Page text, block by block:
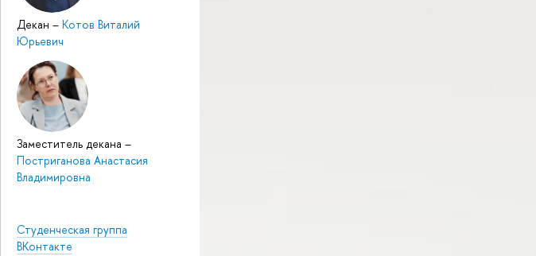
Декан – Котов Виталий
Юрьевич
Заместитель декана –
Постриганова Анастасия
ладимировна
Студенческая группа
Контакте